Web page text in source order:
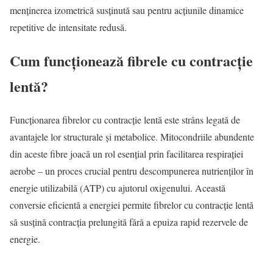
menținerea izometrică susținută sau pentru acțiunile dinamice
repetitive de intensitate redusă.
Cum funcționează fibrele cu contracție
lentă?
Funcționarea fibrelor cu contracție lentă este strâns legată de
avantajele lor structurale și metabolice. Mitocondriile abundente
din aceste fibre joacă un rol esențial prin facilitarea respirației
aerobe – un proces crucial pentru descompunerea nutrienților în
energie utilizabilă (ATP) cu ajutorul oxigenului. Această
conversie eficientă a energiei permite fibrelor cu contracție lentă
să susțină contracția prelungită fără a epuiza rapid rezervele de
energie.